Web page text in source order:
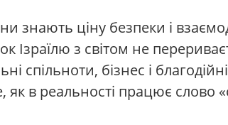
знають ціну безпеки і
Ізраїлю з світом не
спільноти, бізнес і
як в реальності працює слово